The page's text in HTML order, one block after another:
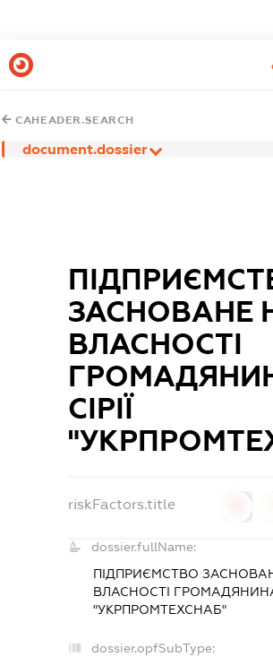
CAHEADER.SEARCH
document.dossier
ЗАСНОВАНЕ
ВЛАСНОСТІ
СІРІЇ
riskFactors.title
dossier.fullName:
ПІДПРИЄМСТВО
ВЛАСНОСТІ ГРОМАДЯНИНА
"УКРПРОМТЕХСНАБ"
dossier.opfSubType: